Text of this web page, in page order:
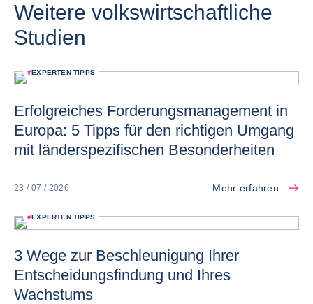
Weitere volkswirtschaftliche
Studien
#EXPERTEN TIPPS
Erfolgreiches Forderungsmanagement in
Europa: 5 Tipps für den richtigen Umgang
mit länderspezifischen Besonderheiten
23 / 07 / 2026 Mehr erfahren
#EXPERTEN TIPPS
3 Wege zur Beschleunigung Ihrer
Entscheidungsfindung und Ihres
Wachstums